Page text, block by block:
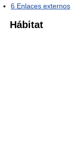
6 Enlaces externos
Hábitat